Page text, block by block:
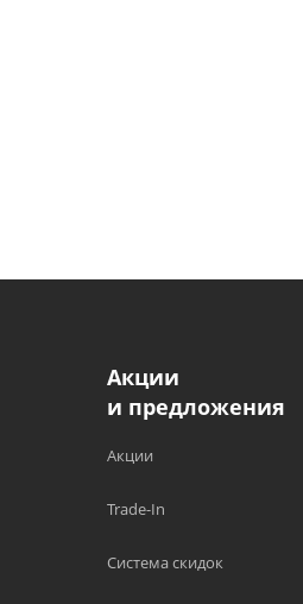
Акции
и предложения
Акции
Trade-In
Система скидок